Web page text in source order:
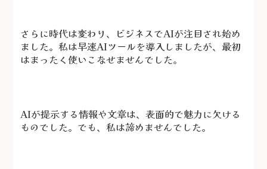
さらに時代は変わり、ビジネスでAIが注目され始め
ました。私は早速AIツールを導入しましたが、最初
はまったく使いこなせませんでした。
AIが提示する情報や文章は、表面的で魅力に欠ける
ものでした。でも、私は諦めませんでした。